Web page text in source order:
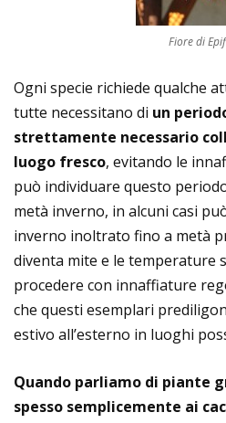
Fiore di
Ogni specie richiede qualche
tutte necessitano di un
strettamente necessario
luogo fresco, evitando le
può individuare questo
metà inverno, in alcuni casi
inverno inoltrato fino a metà
diventa mite e le temperature
procedere con innaffiature
che questi esemplari
estivo all’esterno in luoghi
Quando parliamo di piante
spesso semplicemente ai